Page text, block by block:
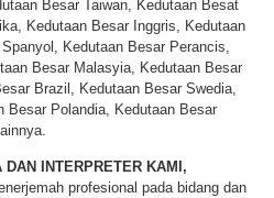
Besar Taiwan, Kedutaan Besat
Kedutaan Besar Inggris, Kedutaan
Kedutaan Besar Perancis,
Besar Malasyia, Kedutaan Besar
Brazil, Kedutaan Besar Swedia,
Besar Polandia, Kedutaan Besar
INTERPRETER KAMI,
profesional pada bidang dan